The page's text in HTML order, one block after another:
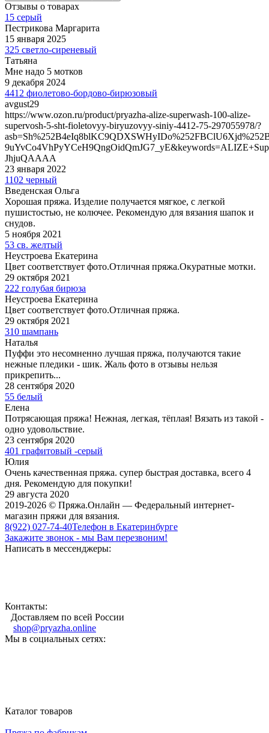
Отзывы о товарах
15 серый
Пестрикова Маргарита
15 января 2025
325 светло-сиреневый
Татьяна
Мне надо 5 мотков
9 декабря 2024
4412 фиолетово-бордово-бирюзовый
avgust29
https://www.ozon.ru/product/pryazha-alize-superwash-100-alize-
supervosh-5-sht-fioletovyy-biryuzovyy-siniy-4412-75-297055978/?
JhjuQAAAA
23 января 2022
1102 черный
Введенская Ольга
Хорошая пряжа. Изделие получается мягкое, с легкой
пушистостью, не колючее. Рекомендую для вязания шапок и
снудов.
5 ноября 2021
53 св. желтый
Неустроева Екатерина
Цвет соответствует фото.Отличная пряжа.Окуратные мотки.
29 октября 2021
222 голубая бирюза
Неустроева Екатерина
Цвет соответствует фото.Отличная пряжа.
29 октября 2021
310 шампань
Наталья
Пуффи это несомненно лучшая пряжа, получаются такие
нежные пледики - шик. Жаль фото в отзывы нельзя
прикрепить...
28 сентября 2020
55 белый
Елена
Потрясающая пряжа! Нежная, легкая, тёплая! Вязать из такой -
одно удовольствие.
23 сентября 2020
401 графитовый -серый
Юлия
Очень качественная пряжа. супер быстрая доставка, всего 4
дня. Рекомендую для покупки!
29 августа 2020
2019-2026 © Пряжа.Онлайн — Федеральный интернет-
магазин пряжи для вязания.
8(922) 027-74-40Телефон в Екатеринбурге
Закажите звонок - мы Вам перезвоним!
Написать в мессенджеры:
Контакты:
Доставляем по всей России
shop@pryazha.online
Мы в социальных сетях:
Каталог товаров